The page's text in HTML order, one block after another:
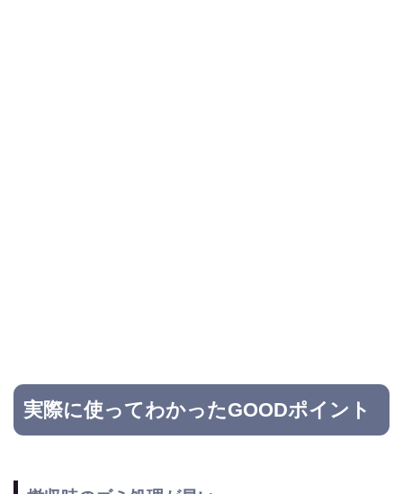
実際に使ってわかったGOODポイント